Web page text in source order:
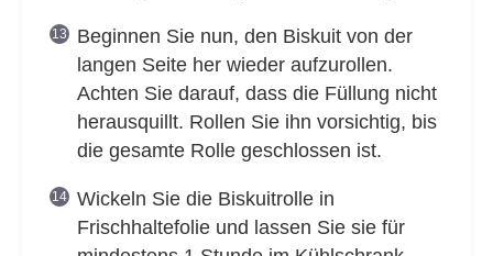
Beginnen Sie nun, den Biskuit von der
langen Seite her wieder aufzurollen.
Achten Sie darauf, dass die Füllung nicht
herausquillt. Rollen Sie ihn vorsichtig, bis
die gesamte Rolle geschlossen ist.
Wickeln Sie die Biskuitrolle in
Frischhaltefolie und lassen Sie sie für